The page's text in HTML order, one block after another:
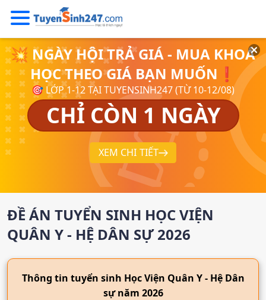
💥 NGÀY HỘI TRẢ GIÁ - MUA KHOÁ
HỌC THEO GIÁ BẠN MUỐN❗
🎯 LỚP 1-12 TẠI TUYENSINH247 (TỪ 10-12/08)
CHỈ CÒN 1 NGÀY
XEM CHI TIẾT
ĐỀ ÁN TUYỂN SINH HỌC VIỆN
QUÂN Y - HỆ DÂN SỰ 2026
Thông tin tuyển sinh Học Viện Quân Y - Hệ Dân
sự năm 2026